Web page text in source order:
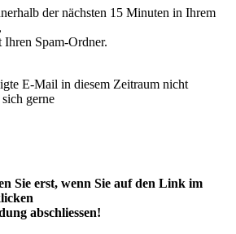
der nächsten 15 Minuten in Ihrem
Ihren Spam-Ordner.
E-Mail in diesem Zeitraum nicht
gerne
Sie erst, wenn Sie auf den Link im
abschliessen!